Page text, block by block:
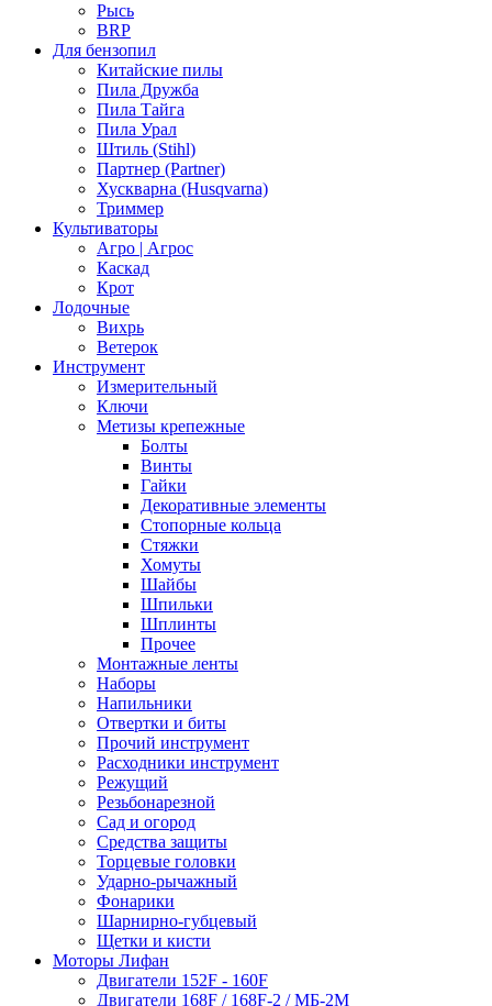
Рысь
BRP
Для бензопил
Китайские пилы
Пила Дружба
Пила Тайга
Пила Урал
Штиль (Stihl)
Партнер (Partner)
Хускварна (Husqvarna)
Триммер
Культиваторы
Агро | Агрос
Каскад
Крот
Лодочные
Вихрь
Ветерок
Инструмент
Измерительный
Ключи
Метизы крепежные
Болты
Винты
Гайки
Декоративные элементы
Стопорные кольца
Стяжки
Хомуты
Шайбы
Шпильки
Шплинты
Прочее
Монтажные ленты
Наборы
Напильники
Отвертки и биты
Прочий инструмент
Расходники инструмент
Режущий
Резьбонарезной
Сад и огород
Средства защиты
Торцевые головки
Ударно-рычажный
Фонарики
Шарнирно-губцевый
Щетки и кисти
Моторы Лифан
Двигатели 152F - 160F
Двигатели 168F / 168F-2 / МБ-2М